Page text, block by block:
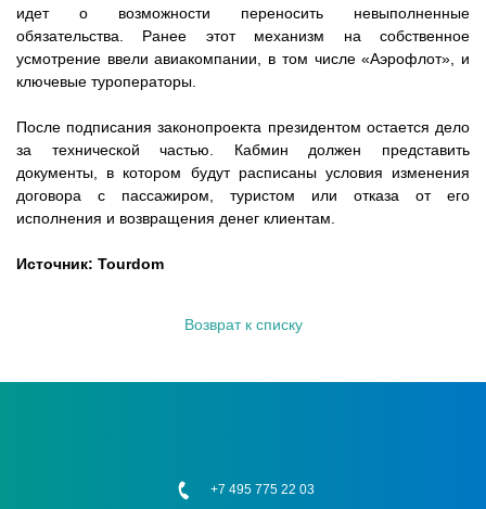
идет о возможности переносить невыполненные
обязательства. Ранее этот механизм на собственное
усмотрение ввели авиакомпании, в том числе «Аэрофлот», и
ключевые туроператоры.
После подписания законопроекта президентом остается дело
за технической частью. Кабмин должен представить
документы, в котором будут расписаны условия изменения
договора с пассажиром, туристом или отказа от его
исполнения и возвращения денег клиентам.
Источник: Tourdom
Возврат к списку
+7 495 775 22 03